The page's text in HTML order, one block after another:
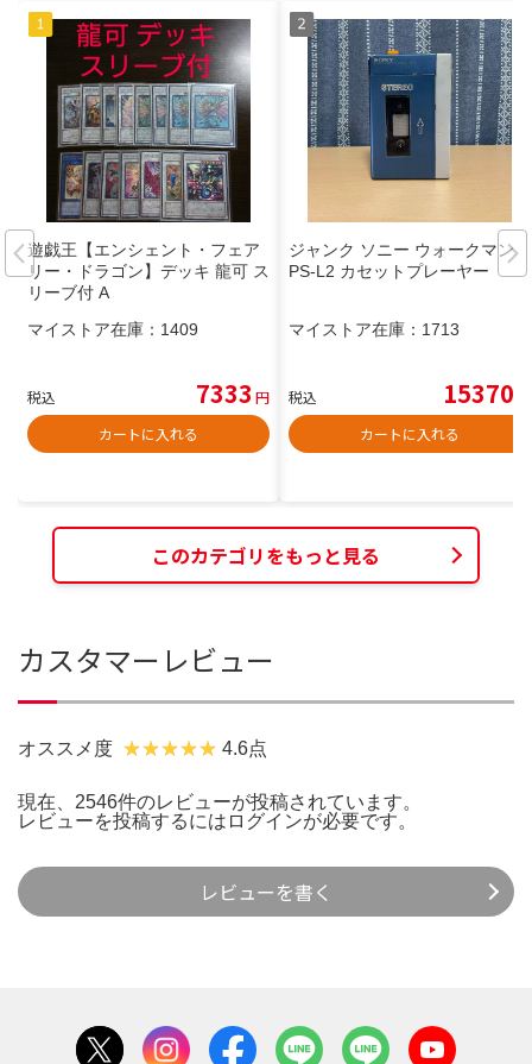
遊戯王【エンシェント・フェア
リー・ドラゴン】デッキ 龍可 ス
リーブ付 A
マイストア在庫： 1409
税込 7333 円
カートに入れる
ジャンク ソニー ウォークマン T
PS-L2 カセットプレーヤー
マイストア在庫： 1713
税込 15370
カートに入れる
このカテゴリをもっと見る
カスタマーレビュー
オススメ度 4.6点
現在、2546件のレビューが投稿されています。
レビューを投稿するには ログインが必要です。
レビューを書く